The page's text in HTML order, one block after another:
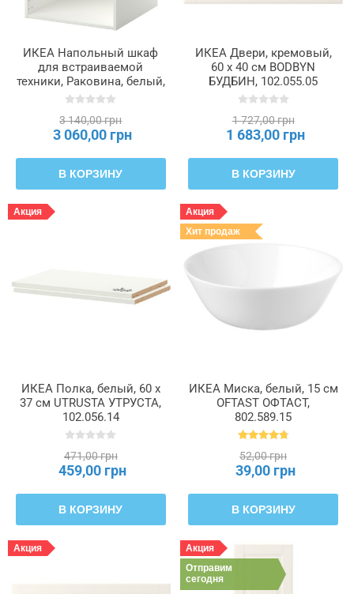
ИКЕА Напольный шкаф
для встраиваемой
техники, Раковина, белый,
60 x 60 x 80 см METOD
3 140,00 грн
3 060,00 грн
В КОРЗИНУ
ИКЕА Двери, кремовый,
60 x 40 см BODBYN
БУДБИН, 102.055.05
1 727,00 грн
1 683,00 грн
В КОРЗИНУ
Акция
ИКЕА Полка, белый, 60 x
37 см UTRUSTA УТРУСТА,
102.056.14
471,00 грн
459,00 грн
В КОРЗИНУ
Акция
Хит продаж
ИКЕА Миска, белый, 15 см
OFTAST ОФТАСТ,
802.589.15
52,00 грн
39,00 грн
В КОРЗИНУ
Акция
Акция
Отправим
сегодня